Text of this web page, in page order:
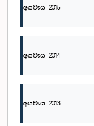
අයවැය 2015
අයවැය 2014
අයවැය 2013